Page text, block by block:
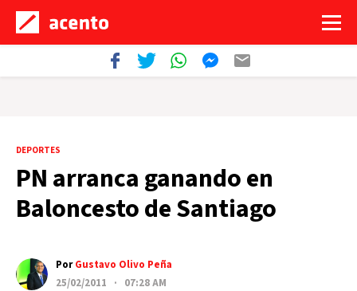
DEPORTES
PN arranca ganando en
Baloncesto de Santiago
PorGustavo Olivo Peña
25/02/2011 · 07:28 AM